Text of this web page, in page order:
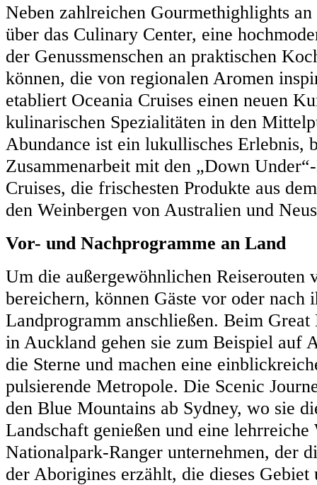
Neben zahlreichen Gourmethighlights
über das Culinary Center, eine
der Genussmenschen an praktischen
können, die von regionalen Aromen
etabliert Oceania Cruises einen neuen
kulinarischen Spezialitäten in den
Abundance ist ein lukullisches Erlebnis,
Zusammenarbeit mit den „Down
Cruises, die frischesten Produkte aus
den Weinbergen von Australien und
Vor- und Nachprogramme an Land
Um die außergewöhnlichen Reiserouten
bereichern, können Gäste vor oder
Landprogramm anschließen. Beim
in Auckland gehen sie zum Beispiel auf
die Sterne und machen eine
pulsierende Metropole. Die Scenic
den Blue Mountains ab Sydney, wo sie
Landschaft genießen und eine
Nationalpark-Ranger unternehmen, der
der Aborigines erzählt, die dieses